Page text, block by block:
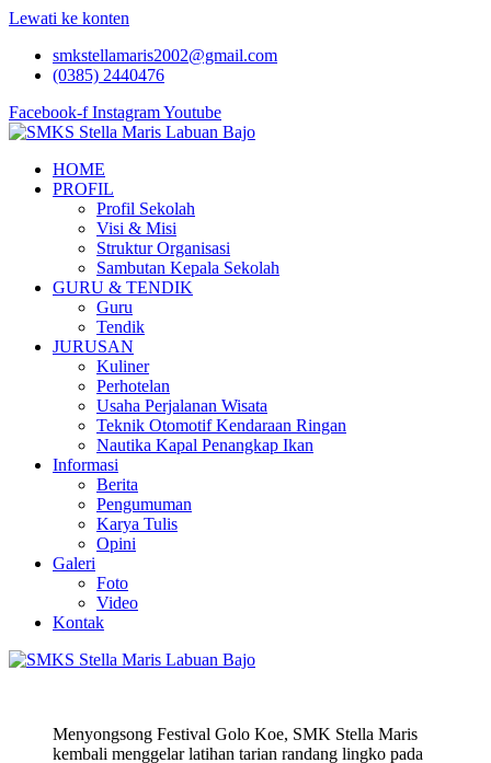
Lewati ke konten
smkstellamaris2002@gmail.com
(0385) 2440476
Facebook-f InstagramYoutube
HOME
PROFIL
Profil Sekolah
Visi & Misi
Struktur Organisasi
Sambutan Kepala Sekolah
GURU & TENDIK
Guru
Tendik
JURUSAN
Kuliner
Perhotelan
Usaha Perjalanan Wisata
Teknik Otomotif Kendaraan Ringan
Nautika Kapal Penangkap Ikan
Informasi
Berita
Pengumuman
Karya Tulis
Opini
Galeri
Foto
Video
Kontak
Menyongsong Festival Golo Koe, SMK Stella Maris
kembali menggelar latihan tarian randang lingko pada